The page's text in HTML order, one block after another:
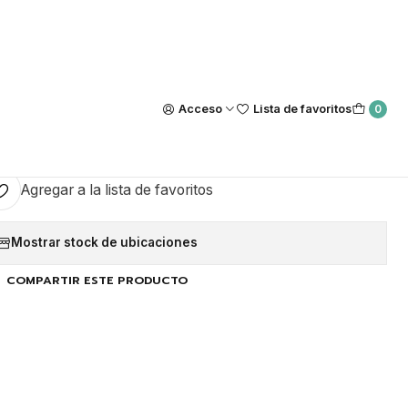
Acceso Lista de favoritos 0
Katana Blanca
Agregar a la lista de favoritos
Mostrar stock de ubicaciones
COMPARTIR ESTE PRODUCTO